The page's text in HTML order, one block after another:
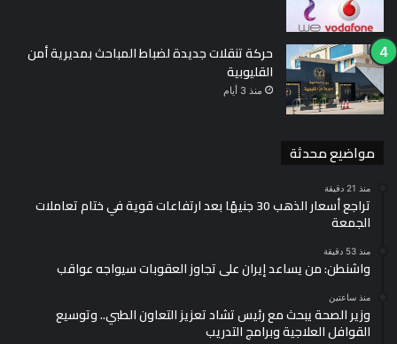
حركة تنقلات جديدة لضباط المباحث بمديرية أمن
القليوبية
منذ 3 أيام
مواضيع محدثة
منذ 21 دقيقة
تراجع أسعار الذهب 30 جنيهًا بعد ارتفاعات قوية في ختام تعاملات
الجمعة
منذ 53 دقيقة
واشنطن: من يساعد إيران على تجاوز العقوبات سيواجه عواقب
منذ ساعتين
وزير الصحة يبحث مع رئيس تشاد تعزيز التعاون الطبي.. وتوسيع
القوافل العلاجية وبرامج التدريب